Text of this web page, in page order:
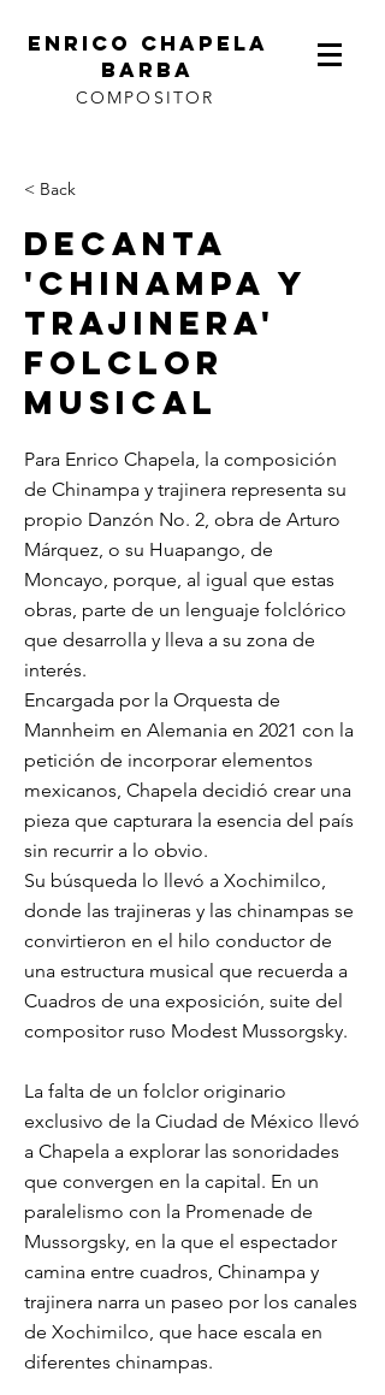
ENRICO CHAPELA
BARBA
COMPOSITOR
< Back
Decanta
'Chinampa y
trajinera'
folclor
musical
Para Enrico Chapela, la composición
de Chinampa y trajinera representa su
propio Danzón No. 2, obra de Arturo
Márquez, o su Huapango, de
Moncayo, porque, al igual que estas
obras, parte de un lenguaje folclórico
que desarrolla y lleva a su zona de
interés.
Encargada por la Orquesta de
Mannheim en Alemania en 2021 con la
petición de incorporar elementos
mexicanos, Chapela decidió crear una
pieza que capturara la esencia del país
sin recurrir a lo obvio.
Su búsqueda lo llevó a Xochimilco,
donde las trajineras y las chinampas se
convirtieron en el hilo conductor de
una estructura musical que recuerda a
Cuadros de una exposición, suite del
compositor ruso Modest Mussorgsky.
La falta de un folclor originario
exclusivo de la Ciudad de México llevó
a Chapela a explorar las sonoridades
que convergen en la capital. En un
paralelismo con la Promenade de
Mussorgsky, en la que el espectador
camina entre cuadros, Chinampa y
trajinera narra un paseo por los canales
de Xochimilco, que hace escala en
diferentes chinampas.